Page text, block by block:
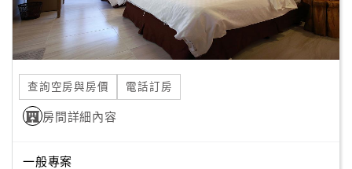
查詢空房與房價 電話訂房
房間詳細內容
一般專案